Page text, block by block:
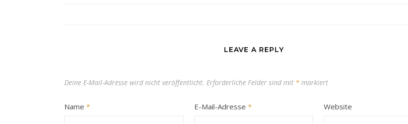
LEAVE A REPLY
Deine E-Mail-Adresse wird nicht veröffentlicht. Erforderliche Felder sind mit * markiert
Name * E-Mail-Adresse * Website